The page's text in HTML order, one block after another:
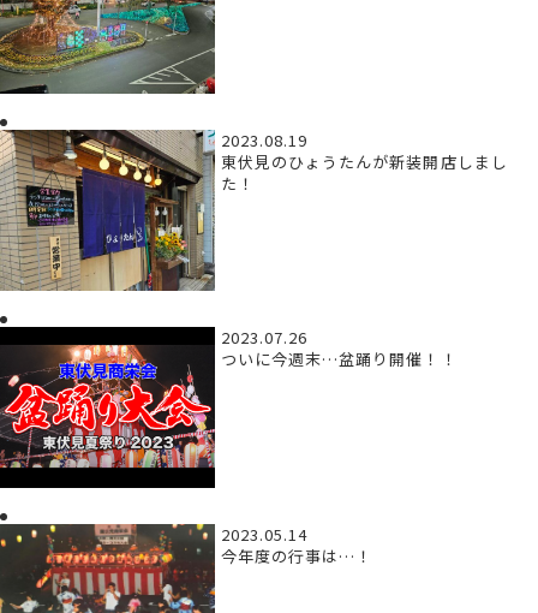
2023.08.19
東伏見のひょうたんが新装開店しまし
た！
2023.07.26
ついに今週末…盆踊り開催！！
2023.05.14
今年度の行事は…！